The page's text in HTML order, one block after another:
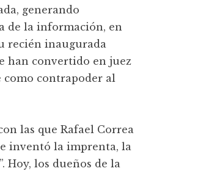
generando
de la información, en
recién inaugurada
han convertido en juez
como contrapoder al
las que Rafael Correa
inventó la imprenta, la
Hoy, los dueños de la